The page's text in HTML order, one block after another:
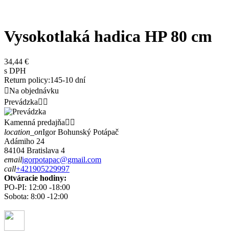
Vysokotlaká hadica HP 80 cm
34,44 €
s DPH
Return policy:145-10 dní
Na objednávku
Prevádzka 
Kamenná predajňa 
location_onIgor Bohunský Potápač
Adámiho 24
84104 Bratislava 4
emailigorpotapac@gmail.com
call+421905229997
Otváracie hodiny:
PO-PI: 12:00 -18:00
Sobota: 8:00 -12:00